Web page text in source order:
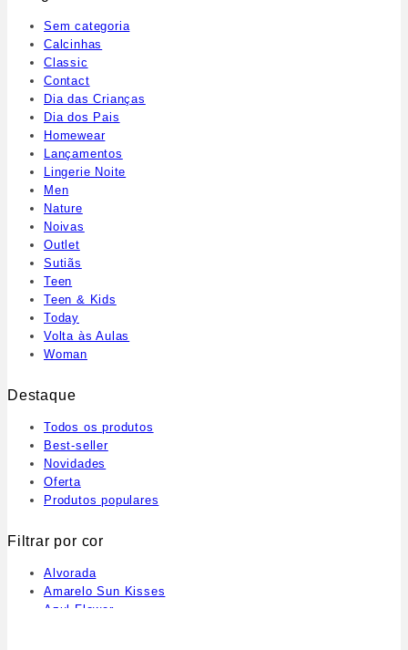
Sem categoria
Calcinhas
Classic
Contact
Dia das Crianças
Dia dos Pais
Homewear
Lançamentos
Lingerie Noite
Men
Nature
Noivas
Outlet
Sutiãs
Teen
Teen & Kids
Today
Volta às Aulas
Woman
Destaque
Todos os produtos
Best-seller
Novidades
Oferta
Produtos populares
Filtrar por cor
Alvorada
Amarelo Sun Kisses
Azul Flower